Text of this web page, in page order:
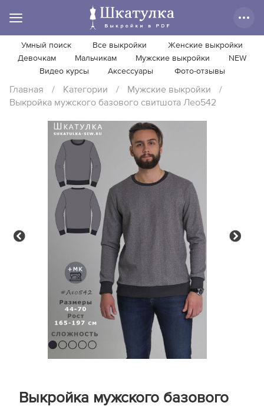
Умный поиск Все выкройки
Женские выкройки
Девочкам
Мальчикам Мужские выкройки
NEW
Видео курсы
Аксессуары Фото-отзывы
Главная / Категории / Мужские выкройки
/
Выкройка мужского базового свитшота Лео542
Previous
Выкройка мужского базового